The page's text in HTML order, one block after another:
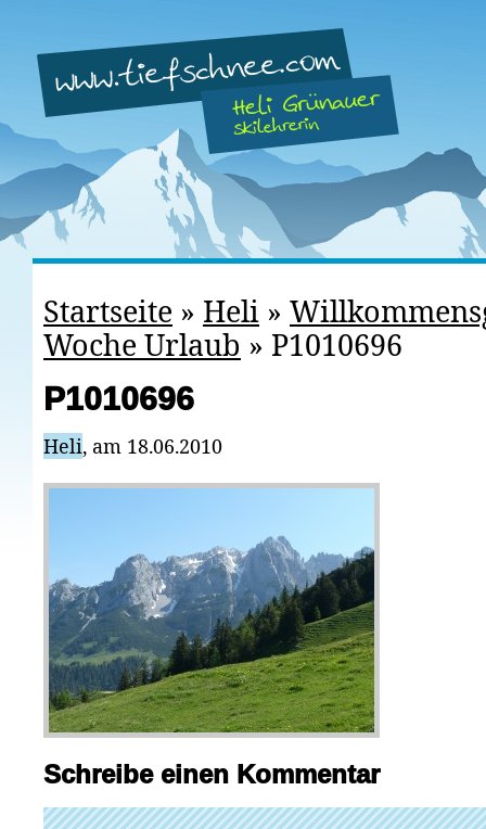
Startseite » Heli »
Woche Urlaub » P1010696
P1010696
Heli, am 18.06.2010
Schreibe einen Kommentar